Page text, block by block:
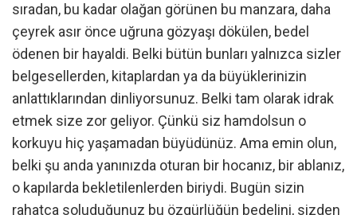
sıradan, bu kadar olağan görünen bu manzara, daha
çeyrek asır önce uğruna gözyaşı dökülen, bedel
ödenen bir hayaldi. Belki bütün bunları yalnızca sizler
belgesellerden, kitaplardan ya da büyüklerinizin
anlattıklarından dinliyorsunuz. Belki tam olarak idrak
etmek size zor geliyor. Çünkü siz hamdolsun o
korkuyu hiç yaşamadan büyüdünüz. Ama emin olun,
belki şu anda yanınızda oturan bir hocanız, bir ablanız,
o kapılarda bekletilenlerden biriydi. Bugün sizin
rahatça soluduğunuz bu özgürlüğün bedelini, sizden